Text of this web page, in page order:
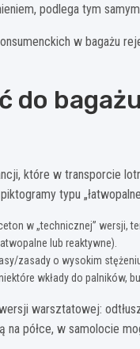
podlega tym
w bagażu
do
które w transporcie
typu
w „technicznej” wersji,
lub reaktywne).
zasady o wysokim
wkłady do palników,
warsztatowej:
półce, w samolocie